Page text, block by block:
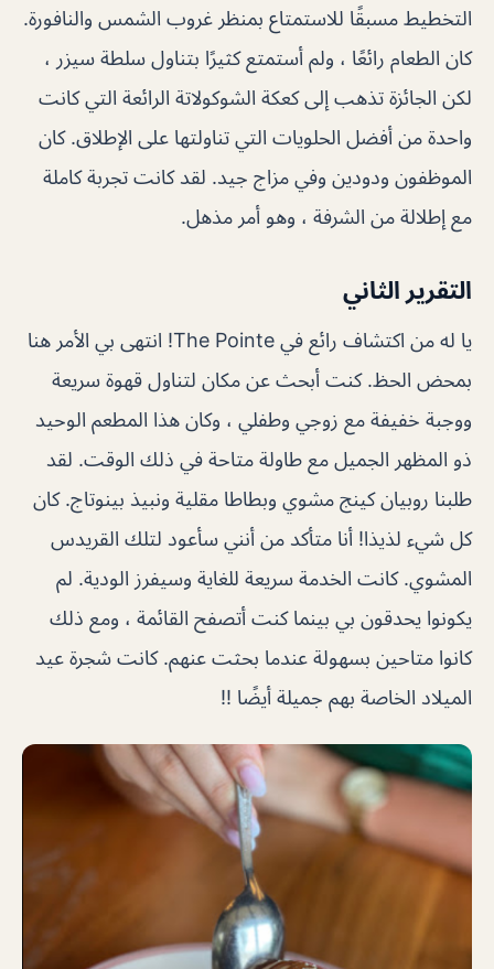
التخطيط مسبقًا للاستمتاع بمنظر غروب الشمس والنافورة.
كان الطعام رائعًا ، ولم أستمتع كثيرًا بتناول سلطة سيزر ،
لكن الجائزة تذهب إلى كعكة الشوكولاتة الرائعة التي كانت
واحدة من أفضل الحلويات التي تناولتها على الإطلاق. كان
الموظفون ودودين وفي مزاج جيد. لقد كانت تجربة كاملة
مع إطلالة من الشرفة ، وهو أمر مذهل.
التقرير الثاني
يا له من اكتشاف رائع في The Pointe! انتهى بي الأمر هنا
بمحض الحظ. كنت أبحث عن مكان لتناول قهوة سريعة
ووجبة خفيفة مع زوجي وطفلي ، وكان هذا المطعم الوحيد
ذو المظهر الجميل مع طاولة متاحة في ذلك الوقت. لقد
طلبنا روبيان كينج مشوي وبطاطا مقلية ونبيذ بينوتاج. كان
كل شيء لذيذا! أنا متأكد من أنني سأعود لتلك القريدس
المشوي. كانت الخدمة سريعة للغاية وسيفرز الودية. لم
يكونوا يحدقون بي بينما كنت أتصفح القائمة ، ومع ذلك
كانوا متاحين بسهولة عندما بحثت عنهم. كانت شجرة عيد
الميلاد الخاصة بهم جميلة أيضًا !!